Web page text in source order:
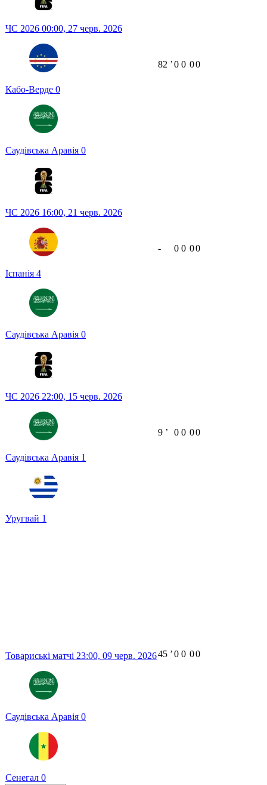
ЧС 2026 00:00, 27 черв. 2026
Кабо-Верде 0
Саудівська Аравія 0
82 ʼ0 0 00
ЧС 2026 16:00, 21 черв. 2026
Іспанія 4
Саудівська Аравія 0
- 0 0 00
ЧС 2026 22:00, 15 черв. 2026
Саудівська Аравія 1
Уругвай 1
9 ʼ 0 0 00
Товариські матчі 23:00, 09 черв. 2026
Саудівська Аравія 0
Сенегал 0
45 ʼ0 0 00